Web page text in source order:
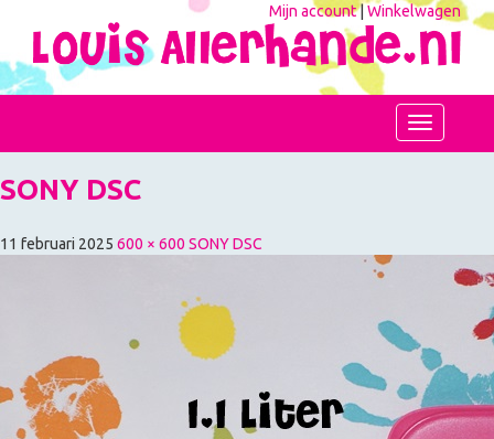
Mijn account|Winkelwagen
Toggle
navigation
SONY DSC
11 februari 2025 600 × 600 SONY DSC